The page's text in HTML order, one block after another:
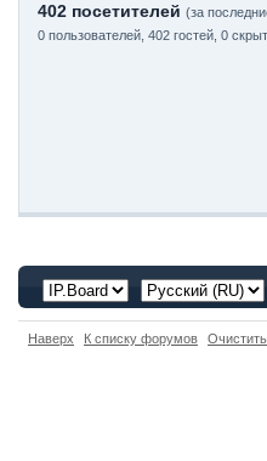
402 посетителей (за
0 пользователей, 402 гостей, 0
Наверх К списку форумов